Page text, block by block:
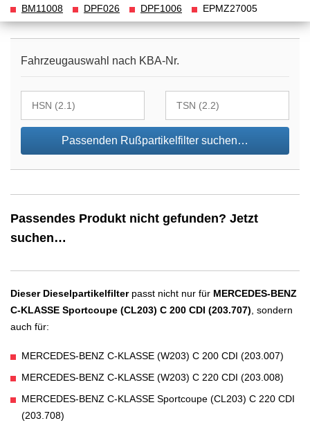
BM11008
DPF026 DPF1006 EPMZ27005
Fahrzeugauswahl nach KBA-Nr.
Passenden Rußpartikelfilter suchen…
Passendes Produkt nicht gefunden? Jetzt
suchen…
Dieser Dieselpartikelfilterpasst nicht nur für MERCEDES-BENZ
C-KLASSE Sportcoupe (CL203) C 200 CDI (203.707), sondern
auch für:
MERCEDES-BENZ C-KLASSE (W203) C 200 CDI (203.007)
MERCEDES-BENZ C-KLASSE (W203) C 220 CDI (203.008)
MERCEDES-BENZ C-KLASSE Sportcoupe (CL203) C 220 CDI
(203.708)